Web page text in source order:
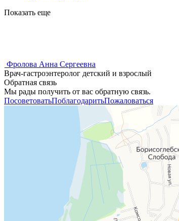
Показать еще
Фролова Анна Сергеевна
Врач-гастроэнтеролог детский и взрослый
Обратная связь
Мы рады получить от вас обратную связь.
ПосоветоватьПоблагодаритьПожаловаться